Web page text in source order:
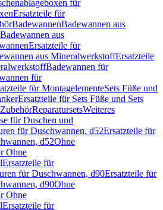
für
Ersatzteile für
BadewannenBadewannen aus
aus
Ersatzteile für
aus MineralwerkstoffErsatzteile
Badewannen für
für
für MontagelementeSets Füße und
Ersatzteile für Sets Füße und Sets
ZubehörReparatursetsWeiteres
für Duschen und
für Duschwannen, d52Ersatzteile für
d52Ohne
Ohne
Ersatzteile für
für Duschwannen, d90Ersatzteile für
d90Ohne
Ohne
Ersatzteile für